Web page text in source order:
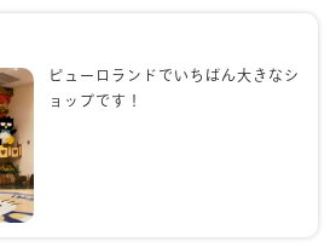
ピューロランドでいちばん大きなシ
ョップです！